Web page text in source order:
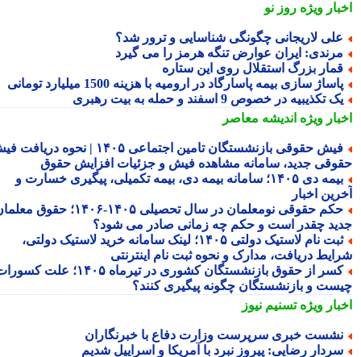
ویژهروز نو
لاریجانی چگونگی شناسایی و ترور شد؟
ایران عوارض تنگه هرمز را می گیرد
بزرگ استقلال روی این ستاره
سازی بیمه پاسارگاد در ارومیه با هزینه 1500 میلیارد تومانی
تکذیبیه در خصوص 9 اسفند و حمله به بیت رهبری
ویژهاندیشه معاصر
فیش حقوقی بازنشستگان تامین اجتماعی ۱۴۰۵ | نحوه دریافت فیش
جدید، سامانه مشاهده فیش و جزئیات افزایش حقوق
بیمه دی ۱۴۰۵؛ سامانه بیمه دی، بیمه تکمیلی، پیگیری خسارت و
اخبار
حکم حقوقی نومعلمان در سال تحصیلی ۱۴۰۵-۱۴۰۶؛ حقوق معلمان
چقدر است و حکم چه زمانی صادر می شود؟
ثبت نام لاستیک دولتی ۱۴۰۵؛ لینک سامانه خرید لاستیک دولتی،
دریافت، مدارک و نحوه ثبت نام اینترنتی
کسر از حقوق بازنشستگان کشوری در تیرماه ۱۴۰۵؛ علت کسورات
و بازنشستگان چگونه پیگیری کنند؟
ویژهتسنیم نیوز
خبری سرپرست وزارت دفاع با خبرنگاران
رضایی: پیروز نبرد با آمریکا و اسراییل شدیم